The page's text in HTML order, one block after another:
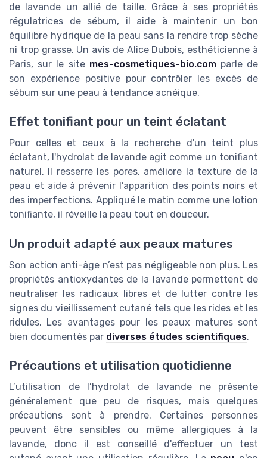
de lavande un allié de taille. Grâce à ses propriétés
régulatrices de sébum, il aide à maintenir un bon
équilibre hydrique de la peau sans la rendre trop sèche
ni trop grasse. Un avis de Alice Dubois, esthéticienne à
Paris, sur le site mes-cosmetiques-bio.comparle de
son expérience positive pour contrôler les excès de
sébum sur une peau à tendance acnéique.
Effet tonifiant pour un teint éclatant
Pour celles et ceux à la recherche d'un teint plus
éclatant, l'hydrolat de lavande agit comme un tonifiant
naturel. Il resserre les pores, améliore la texture de la
peau et aide à prévenir l’apparition des points noirs et
des imperfections. Appliqué le matin comme une lotion
tonifiante, il réveille la peau tout en douceur.
Un produit adapté aux peaux matures
Son action anti-âge n’est pas négligeable non plus. Les
propriétés antioxydantes de la lavande permettent de
neutraliser les radicaux libres et de lutter contre les
signes du vieillissement cutané tels que les rides et les
ridules. Les avantages pour les peaux matures sont
bien documentés par diverses études scientifiques.
Précautions et utilisation quotidienne
L’utilisation de l’hydrolat de lavande ne présente
généralement que peu de risques, mais quelques
précautions sont à prendre. Certaines personnes
peuvent être sensibles ou même allergiques à la
lavande, donc il est conseillé d'effectuer un test